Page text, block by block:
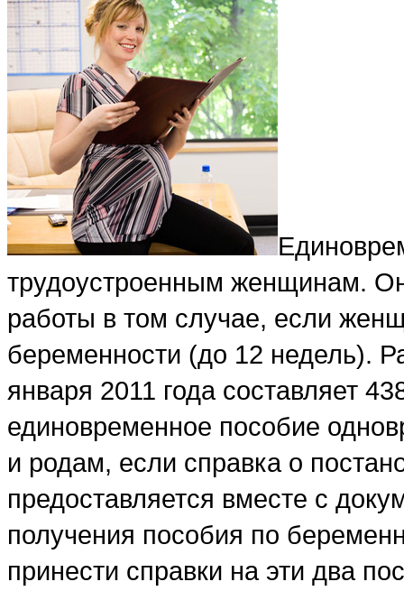
трудоустроенным женщинам.
работы в том случае, если
беременности (до 12 недель).
января 2011 года составляет
единовременное пособие
и родам, если справка о
предоставляется вместе с
получения пособия по
принести справки на эти два